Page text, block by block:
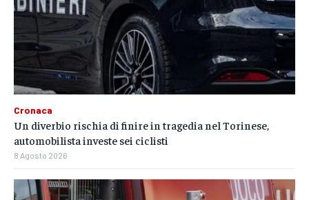
Cronaca
Un diverbio rischia di finire in tragedia nel Torinese,
automobilista investe sei ciclisti
8 Agosto 2026